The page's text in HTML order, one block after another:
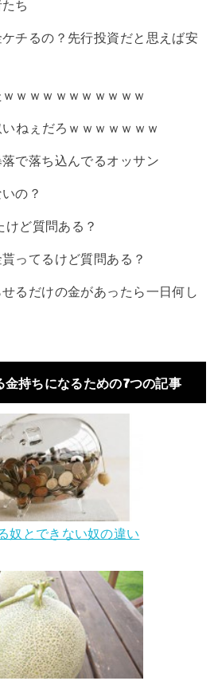
ち
チるの？先行投資だと思えば安
ｗｗｗｗｗｗｗｗｗｗ
ねぇだろｗｗｗｗｗｗｗ
落で落ち込んでるオッサン
の？
ど質問ある？
ってるけど質問ある？
るだけの金があったら一日何し
金持ちになるための7つの記事
奴とできない奴の違い